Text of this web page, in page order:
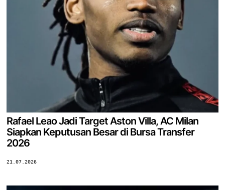
Rafael Leao Jadi Target Aston Villa, AC Milan
Siapkan Keputusan Besar di Bursa Transfer
2026
21.07.2026